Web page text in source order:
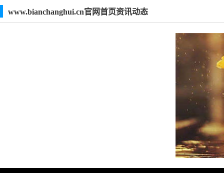
www.bianchanghui.cn官网首页资讯动态